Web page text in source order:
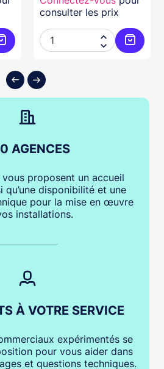
Ajouter au panier
consulter les prix


AGENCES
proposent un accueil
qu’une disponibilité et une
pour la mise en œuvre
installations.
À VOTRE SERVICE
expérimentés se
pour vous aider dans
et questions techniques.